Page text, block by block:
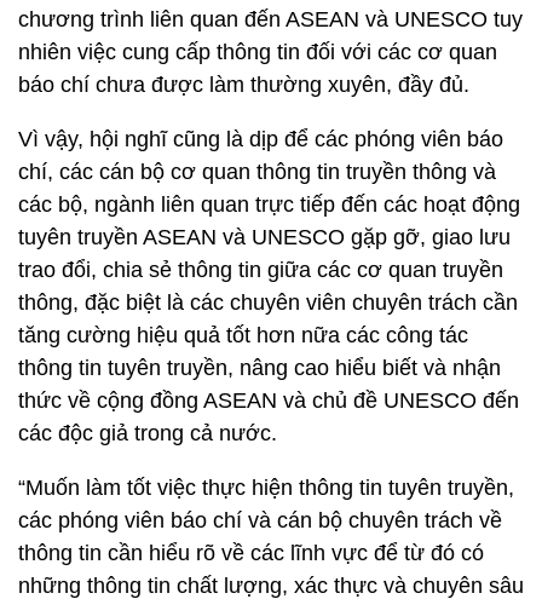
chương trình liên quan đến ASEAN và UNESCO tuy
nhiên việc cung cấp thông tin đối với các cơ quan
báo chí chưa được làm thường xuyên, đầy đủ.
Vì vậy, hội nghĩ cũng là dịp để các phóng viên báo
chí, các cán bộ cơ quan thông tin truyền thông và
các bộ, ngành liên quan trực tiếp đến các hoạt động
tuyên truyền ASEAN và UNESCO gặp gỡ, giao lưu
trao đổi, chia sẻ thông tin giữa các cơ quan truyền
thông, đặc biệt là các chuyên viên chuyên trách cần
tăng cường hiệu quả tốt hơn nữa các công tác
thông tin tuyên truyền, nâng cao hiểu biết và nhận
thức về cộng đồng ASEAN và chủ đề UNESCO đến
các độc giả trong cả nước.
“Muốn làm tốt việc thực hiện thông tin tuyên truyền,
các phóng viên báo chí và cán bộ chuyên trách về
thông tin cần hiểu rõ về các lĩnh vực để từ đó có
những thông tin chất lượng, xác thực và chuyên sâu